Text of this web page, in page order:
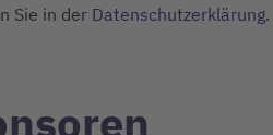
Sie in der Datenschutzerklärung.